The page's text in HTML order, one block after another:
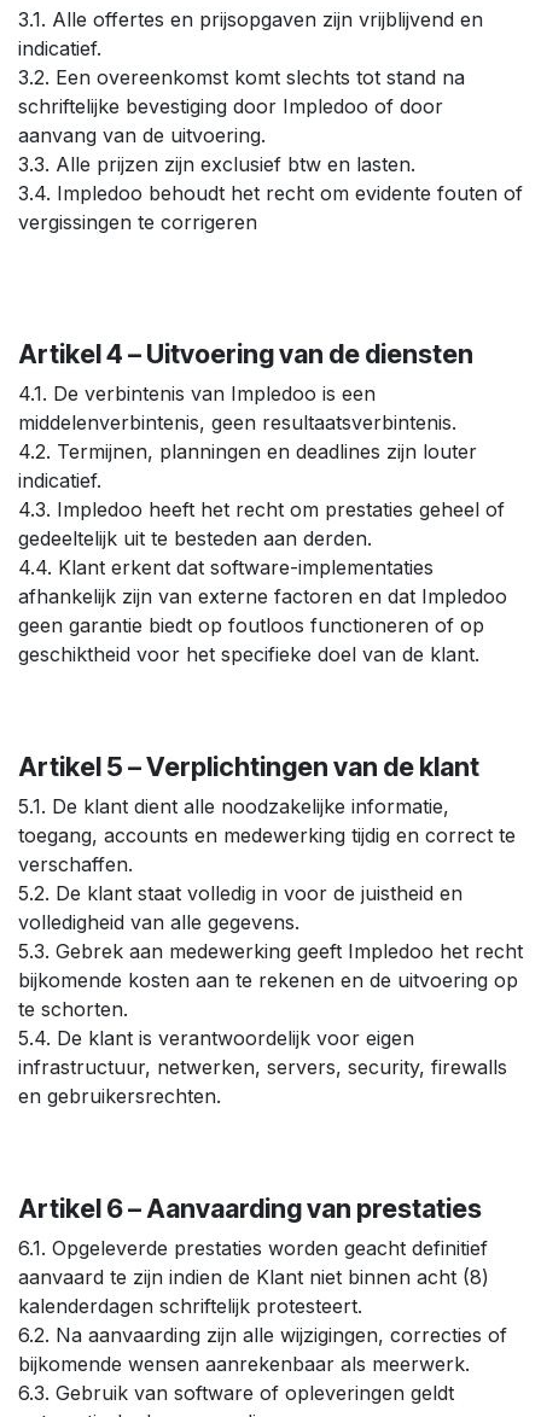
3.1. Alle offertes en prijsopgaven zijn vrijblijvend en
indicatief.
3.2. Een overeenkomst komt slechts tot stand na
schriftelijke bevestiging door Impledoo of door
aanvang van de uitvoering.
3.3. Alle prijzen zijn exclusief btw en lasten.
3.4. Impledoo behoudt het recht om evidente fouten of
vergissingen te corrigeren
Artikel 4 – Uitvoering van de diensten
4.1. De verbintenis van Impledoo is een
middelenverbintenis, geen resultaatsverbintenis.
4.2. Termijnen, planningen en deadlines zijn louter
indicatief.
4.3. Impledoo heeft het recht om prestaties geheel of
gedeeltelijk uit te besteden aan derden.
4.4. Klant erkent dat software-implementaties
afhankelijk zijn van externe factoren en dat Impledoo
geen garantie biedt op foutloos functioneren of op
geschiktheid voor het specifieke doel van de klant.
Artikel 5 – Verplichtingen van de klant
5.1. De klant dient alle noodzakelijke informatie,
toegang, accounts en medewerking tijdig en correct te
verschaffen.
5.2. De klant staat volledig in voor de juistheid en
volledigheid van alle gegevens.
5.3. Gebrek aan medewerking geeft Impledoo het recht
bijkomende kosten aan te rekenen en de uitvoering op
te schorten.
5.4. De klant is verantwoordelijk voor eigen
infrastructuur, netwerken, servers, security, firewalls
en gebruikersrechten.
Artikel 6 – Aanvaarding van prestaties
6.1. Opgeleverde prestaties worden geacht definitief
aanvaard te zijn indien de Klant niet binnen acht (8)
kalenderdagen schriftelijk protesteert.
6.2. Na aanvaarding zijn alle wijzigingen, correcties of
bijkomende wensen aanrekenbaar als meerwerk.
6.3. Gebruik van software of opleveringen geldt